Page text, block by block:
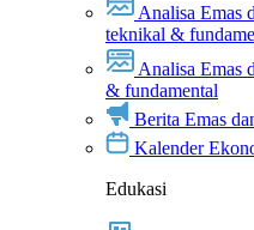
Analisa Emas
teknikal &
Analisa Emas
& fundamental
Berita Emas
Kalender
Edukasi